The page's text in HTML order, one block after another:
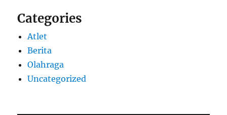
Categories
Atlet
Berita
Olahraga
Uncategorized